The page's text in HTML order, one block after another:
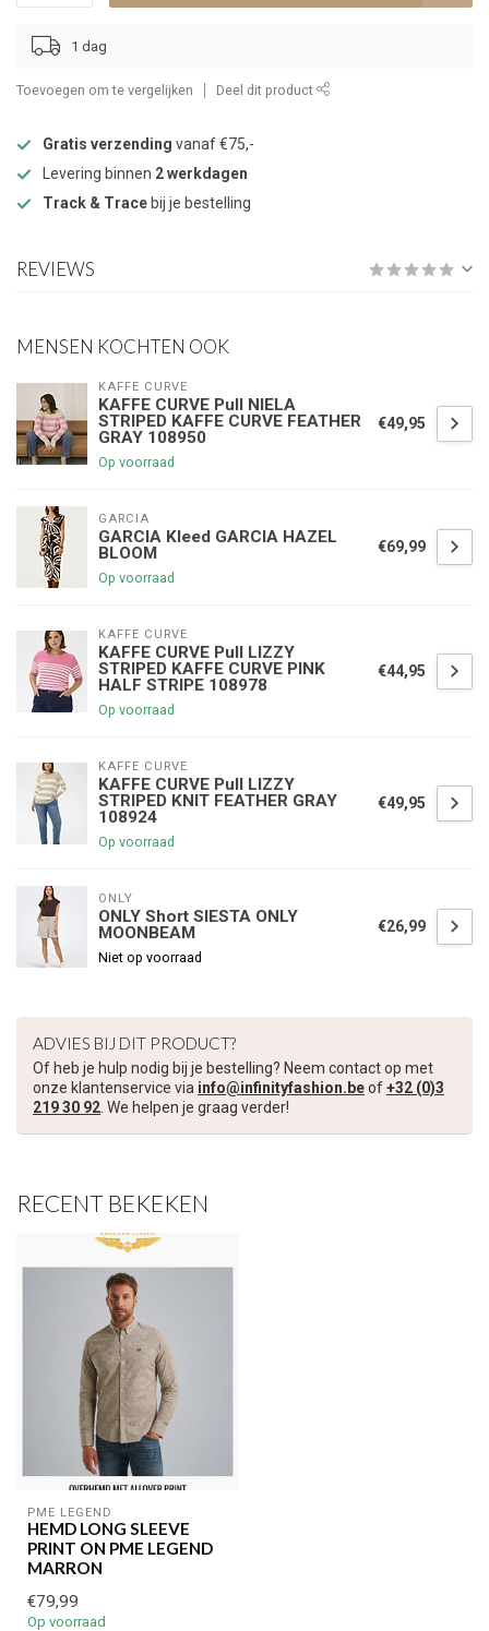
1 dag
Toevoegen om te vergelijken Deel dit product
Gratis verzending vanaf €75,-
Levering binnen 2 werkdagen
Track & Trace bij je bestelling
REVIEWS
MENSEN KOCHTEN OOK
KAFFE CURVE
KAFFE CURVE Pull NIELA
STRIPED KAFFE CURVE FEATHER
GRAY 108950
Op voorraad
€49,95
GARCIA
GARCIA Kleed GARCIA HAZEL
BLOOM
Op voorraad
€69,99
KAFFE CURVE
KAFFE CURVE Pull LIZZY
STRIPED KAFFE CURVE PINK
HALF STRIPE 108978
Op voorraad
€44,95
KAFFE CURVE
KAFFE CURVE Pull LIZZY
STRIPED KNIT FEATHER GRAY
108924
Op voorraad
€49,95
ONLY
ONLY Short SIESTA ONLY
MOONBEAM
Niet op voorraad
€26,99
ADVIES BIJ DIT PRODUCT?
Of heb je hulp nodig bij je bestelling? Neem contact op met
onze klantenservice via info@infinityfashion.beof+32 (0)3
219 30 92. We helpen je graag verder!
RECENT BEKEKEN
PME LEGEND
HEMD LONG SLEEVE
PRINT ON PME LEGEND
MARRON
€79,99
Op voorraad